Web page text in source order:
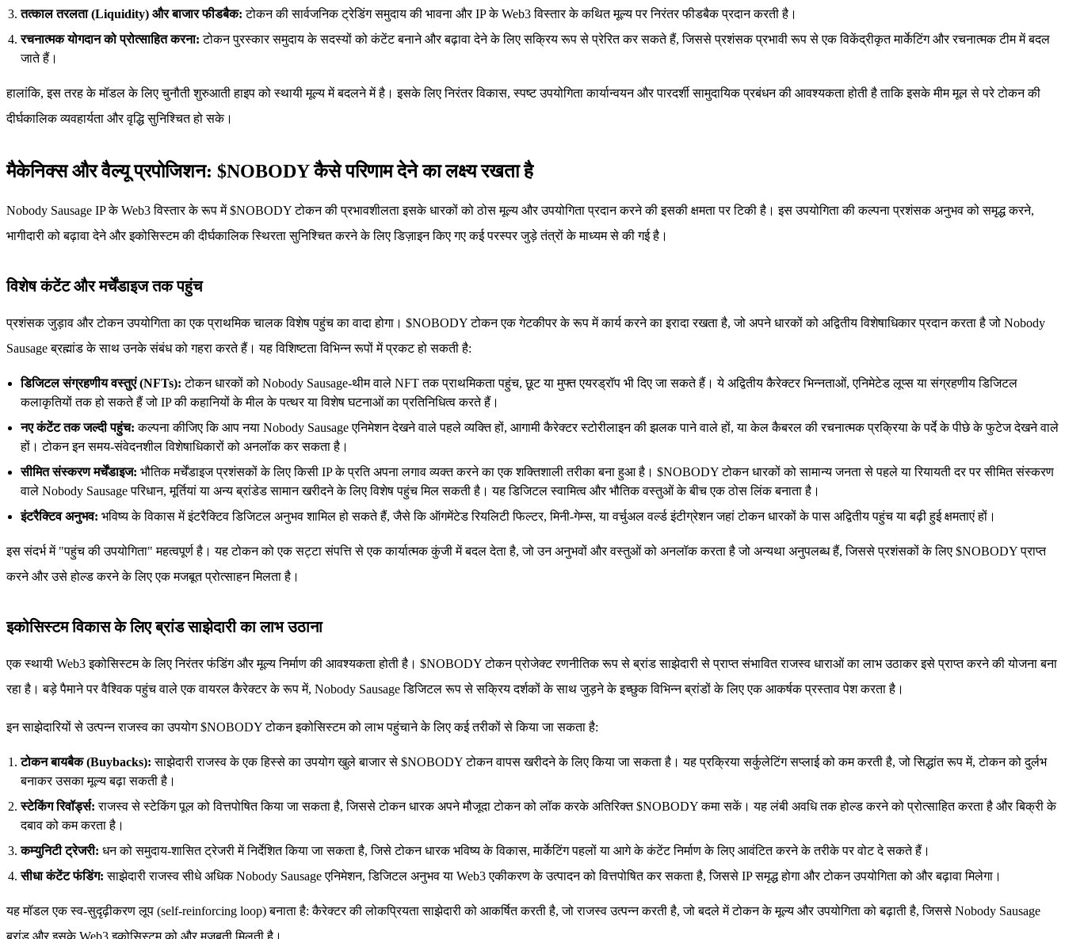
तत्काल तरलता (Liquidity) और बाजार फीडबैक: टोकन की सार्वजनिक ट्रेडिंग समुदाय की भावना और IP के Web3 विस्तार के कथित मूल्य पर निरंतर फीडबैक प्रदान करती है।
रचनात्मक योगदान को प्रोत्साहित करना: टोकन पुरस्कार समुदाय के सदस्यों को कंटेंट बनाने और बढ़ावा देने के लिए सक्रिय रूप से प्रेरित कर सकते हैं, जिससे प्रशंसक प्रभावी रूप से एक विकेंद्रीकृत मार्केटिंग और रचनात्मक टीम में बदल
जाते हैं।
हालांकि, इस तरह के मॉडल के लिए चुनौती शुरुआती हाइप को स्थायी मूल्य में बदलने में है। इसके लिए निरंतर विकास, स्पष्ट उपयोगिता कार्यान्वयन और पारदर्शी सामुदायिक प्रबंधन की आवश्यकता होती है ताकि इसके मीम मूल से परे टोकन की
दीर्घकालिक व्यवहार्यता और वृद्धि सुनिश्चित हो सके।
मैकेनिक्स और वैल्यू प्रपोजिशन: $NOBODY कैसे परिणाम देने का लक्ष्य रखता है
Nobody Sausage IP के Web3 विस्तार के रूप में $NOBODY टोकन की प्रभावशीलता इसके धारकों को ठोस मूल्य और उपयोगिता प्रदान करने की इसकी क्षमता पर टिकी है। इस उपयोगिता की कल्पना प्रशंसक अनुभव को समृद्ध करने,
भागीदारी को बढ़ावा देने और इकोसिस्टम की दीर्घकालिक स्थिरता सुनिश्चित करने के लिए डिज़ाइन किए गए कई परस्पर जुड़े तंत्रों के माध्यम से की गई है।
विशेष कंटेंट और मर्चेंडाइज तक पहुंच
प्रशंसक जुड़ाव और टोकन उपयोगिता का एक प्राथमिक चालक विशेष पहुंच का वादा होगा। $NOBODY टोकन एक गेटकीपर के रूप में कार्य करने का इरादा रखता है, जो अपने धारकों को अद्वितीय विशेषाधिकार प्रदान करता है जो Nobody
Sausage ब्रह्मांड के साथ उनके संबंध को गहरा करते हैं। यह विशिष्टता विभिन्न रूपों में प्रकट हो सकती है:
डिजिटल संग्रहणीय वस्तुएं (NFTs): टोकन धारकों को Nobody Sausage-थीम वाले NFT तक प्राथमिकता पहुंच, छूट या मुफ्त एयरड्रॉप भी दिए जा सकते हैं। ये अद्वितीय कैरेक्टर भिन्नताओं, एनिमेटेड लूप्स या संग्रहणीय डिजिटल
कलाकृतियों तक हो सकते हैं जो IP की कहानियों के मील के पत्थर या विशेष घटनाओं का प्रतिनिधित्व करते हैं।
नए कंटेंट तक जल्दी पहुंच: कल्पना कीजिए कि आप नया Nobody Sausage एनिमेशन देखने वाले पहले व्यक्ति हों, आगामी कैरेक्टर स्टोरीलाइन की झलक पाने वाले हों, या केल कैबरल की रचनात्मक प्रक्रिया के पर्दे के पीछे के फुटेज देखने वाले
हों। टोकन इन समय-संवेदनशील विशेषाधिकारों को अनलॉक कर सकता है।
सीमित संस्करण मर्चेंडाइज: भौतिक मर्चेंडाइज प्रशंसकों के लिए किसी IP के प्रति अपना लगाव व्यक्त करने का एक शक्तिशाली तरीका बना हुआ है। $NOBODY टोकन धारकों को सामान्य जनता से पहले या रियायती दर पर सीमित संस्करण
वाले Nobody Sausage परिधान, मूर्तियां या अन्य ब्रांडेड सामान खरीदने के लिए विशेष पहुंच मिल सकती है। यह डिजिटल स्वामित्व और भौतिक वस्तुओं के बीच एक ठोस लिंक बनाता है।
इंटरैक्टिव अनुभव: भविष्य के विकास में इंटरैक्टिव डिजिटल अनुभव शामिल हो सकते हैं, जैसे कि ऑगमेंटेड रियलिटी फिल्टर, मिनी-गेम्स, या वर्चुअल वर्ल्ड इंटीग्रेशन जहां टोकन धारकों के पास अद्वितीय पहुंच या बढ़ी हुई क्षमताएं हों।
इस संदर्भ में "पहुंच की उपयोगिता" महत्वपूर्ण है। यह टोकन को एक सट्टा संपत्ति से एक कार्यात्मक कुंजी में बदल देता है, जो उन अनुभवों और वस्तुओं को अनलॉक करता है जो अन्यथा अनुपलब्ध हैं, जिससे प्रशंसकों के लिए $NOBODY प्राप्त
करने और उसे होल्ड करने के लिए एक मजबूत प्रोत्साहन मिलता है।
इकोसिस्टम विकास के लिए ब्रांड साझेदारी का लाभ उठाना
एक स्थायी Web3 इकोसिस्टम के लिए निरंतर फंडिंग और मूल्य निर्माण की आवश्यकता होती है। $NOBODY टोकन प्रोजेक्ट रणनीतिक रूप से ब्रांड साझेदारी से प्राप्त संभावित राजस्व धाराओं का लाभ उठाकर इसे प्राप्त करने की योजना बना
रहा है। बड़े पैमाने पर वैश्विक पहुंच वाले एक वायरल कैरेक्टर के रूप में, Nobody Sausage डिजिटल रूप से सक्रिय दर्शकों के साथ जुड़ने के इच्छुक विभिन्न ब्रांडों के लिए एक आकर्षक प्रस्ताव पेश करता है।
इन साझेदारियों से उत्पन्न राजस्व का उपयोग $NOBODY टोकन इकोसिस्टम को लाभ पहुंचाने के लिए कई तरीकों से किया जा सकता है:
टोकन बायबैक (Buybacks): साझेदारी राजस्व के एक हिस्से का उपयोग खुले बाजार से $NOBODY टोकन वापस खरीदने के लिए किया जा सकता है। यह प्रक्रिया सर्कुलेटिंग सप्लाई को कम करती है, जो सिद्धांत रूप में, टोकन को दुर्लभ
बनाकर उसका मूल्य बढ़ा सकती है।
स्टेकिंग रिवॉर्ड्स: राजस्व से स्टेकिंग पूल को वित्तपोषित किया जा सकता है, जिससे टोकन धारक अपने मौजूदा टोकन को लॉक करके अतिरिक्त $NOBODY कमा सकें। यह लंबी अवधि तक होल्ड करने को प्रोत्साहित करता है और बिक्री के
दबाव को कम करता है।
कम्युनिटी ट्रेजरी: धन को समुदाय-शासित ट्रेजरी में निर्देशित किया जा सकता है, जिसे टोकन धारक भविष्य के विकास, मार्केटिंग पहलों या आगे के कंटेंट निर्माण के लिए आवंटित करने के तरीके पर वोट दे सकते हैं।
सीधा कंटेंट फंडिंग: साझेदारी राजस्व सीधे अधिक Nobody Sausage एनिमेशन, डिजिटल अनुभव या Web3 एकीकरण के उत्पादन को वित्तपोषित कर सकता है, जिससे IP समृद्ध होगा और टोकन उपयोगिता को और बढ़ावा मिलेगा।
यह मॉडल एक स्व-सुदृढ़ीकरण लूप (self-reinforcing loop) बनाता है: कैरेक्टर की लोकप्रियता साझेदारी को आकर्षित करती है, जो राजस्व उत्पन्न करती है, जो बदले में टोकन के मूल्य और उपयोगिता को बढ़ाती है, जिससे Nobody Sausage
ब्रांड और इसके Web3 इकोसिस्टम को और मजबूती मिलती है।